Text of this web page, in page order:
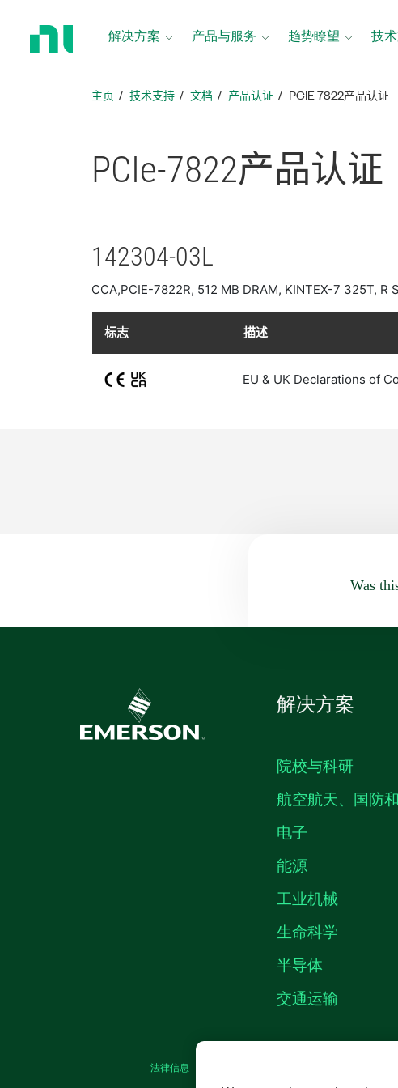
解决方案 产品与服务 趋势瞭望 技
主页 技术支持 文档 产品认证 PCIE-7822产品认证
PCIe-7822产品认证
142304-03L
CCA,PCIE-7822R, 512 MB DRAM, KINTEX-7 325T, R
标志 描述
EU & UK Declarations of
Was
解决方案
院校与科研
航空航天、国防
电子
能源
工业机械
生命科学
半导体
交通运输
法律信息